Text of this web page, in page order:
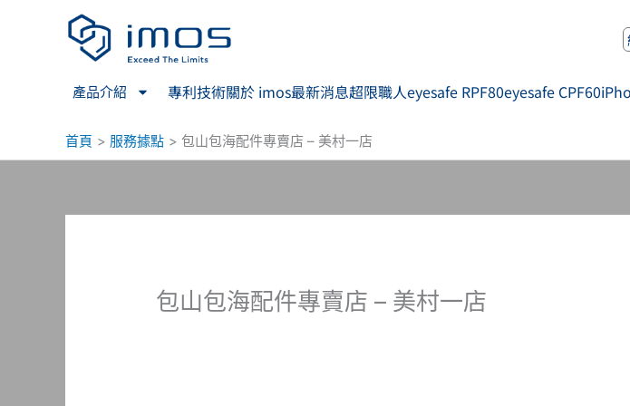
產品介紹 專利技術關於 imos最新消息超限職人eyesafe RPF80eyesafe CPF60
首頁 服務據點 包山包海配件專賣店 – 美村一店
包山包海配件專賣店 – 美村一店